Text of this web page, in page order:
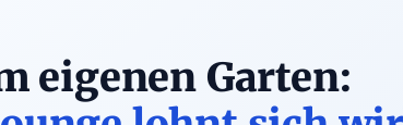
eigenen Garten: